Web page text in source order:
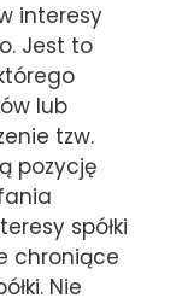
interesy
Jest to
lub
tzw.
pozycję
spółki
chroniące
Nie